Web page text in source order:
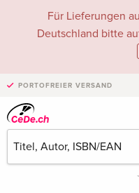
Für Lieferungen
Deutschland bitte
PORTOFREIER VERSAND